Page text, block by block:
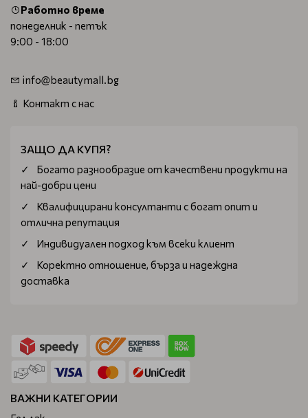
Работно време
понеделник - петък
9:00 - 18:00
info@beautymall.bg
Контакт с нас
ЗАЩО ДА КУПЯ?
Богатo разнообразие от качествени продукти на
най-добри цени
Квалифицирани консултанти с богат опит и
отлична репутация
Индивидуален подход към всеки клиент
Коректно отношение, бърза и надеждна
доставка
ВАЖНИ КАТЕГОРИИ